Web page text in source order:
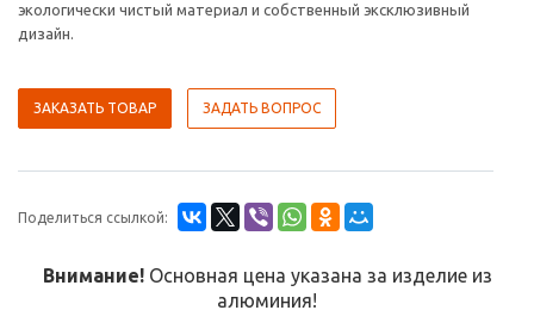
экологически чистый материал и собственный эксклюзивный
дизайн.
ЗАКАЗАТЬ ТОВАР ЗАДАТЬ ВОПРОС
Поделиться ссылкой:
Внимание! Основная цена указана за изделие из
алюминия!